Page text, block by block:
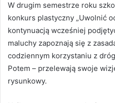
W drugim semestrze roku
konkurs plastyczny „Uwolnić
kontynuacją wcześniej
maluchy zapoznają się z
codziennym korzystaniu z
Potem – przelewają swoje
rysunkowy.